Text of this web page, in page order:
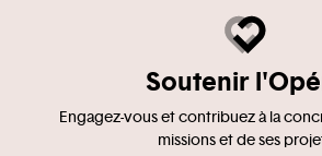
Soutenir
Engagez-vous et contribuez à la
missions et de ses